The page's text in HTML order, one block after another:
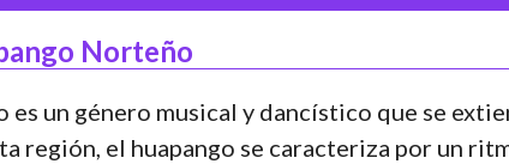
Norteño
es un género musical y dancístico que se
región, el huapango se caracteriza por un